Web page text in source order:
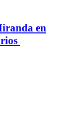
en